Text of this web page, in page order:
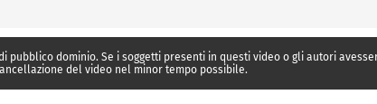
dominio. Se i soggetti presenti in questi video o gli autori
del video nel minor tempo possibile.